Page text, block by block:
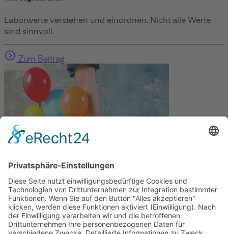
Laborwerte verstehen und einordnen. Nicht alle Werte
sind sinnvoll.
Zum Beitrag
Gesundheit
Die Abnehmspritze und ihre Nebenwirkungen
Mit Ozempic mühelos zum Wunschgewicht? Lieber nicht